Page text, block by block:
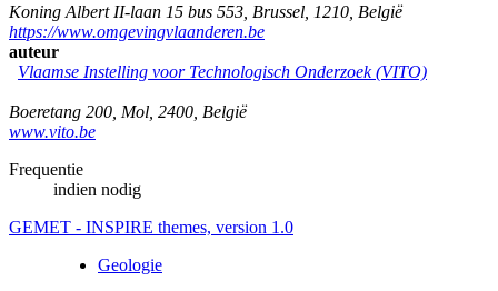
Koning Albert II-laan 15 bus 553 Brussel 1210 België
https://www.omgevingvlaanderen.be
auteur
Vlaamse Instelling voor Technologisch Onderzoek (VITO)
Boeretang 200 Mol 2400 België
www.vito.be
Frequentie
indien nodig
GEMET - INSPIRE themes, version 1.0
Geologie